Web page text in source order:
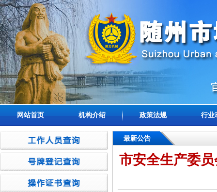
网站首页 机构介绍 政策法规 行业
最新公告
市安全生产委